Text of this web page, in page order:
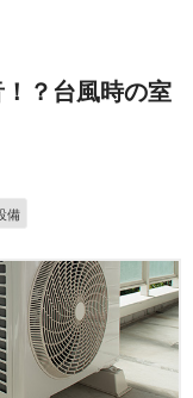
？台風時の室
備